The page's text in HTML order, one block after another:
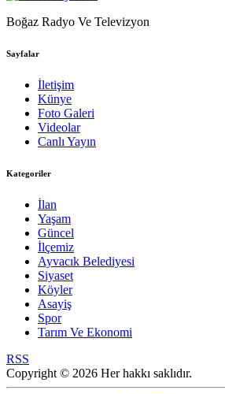
Boğaz Radyo Ve Televizyon
Sayfalar
İletişim
Künye
Foto Galeri
Videolar
Canlı Yayın
Kategoriler
İlan
Yaşam
Güncel
İlçemiz
Ayvacık Belediyesi
Siyaset
Köyler
Asayiş
Spor
Tarım Ve Ekonomi
RSS
Copyright © 2026 Her hakkı saklıdır.